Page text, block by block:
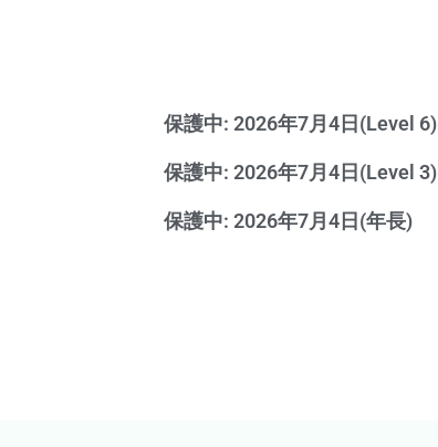
保護中: 2026年7月4日(Level 6)
保護中: 2026年7月4日(Level 3)
保護中: 2026年7月4日(年長)